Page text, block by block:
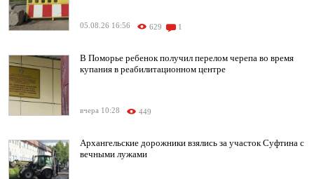
05.08.26 16:56 629 1
В Поморье ребенок получил перелом черепа во время
купания в реабилитационном центре
вчера 10:28 449
Архангельские дорожники взялись за участок Суфтина с
вечными лужами